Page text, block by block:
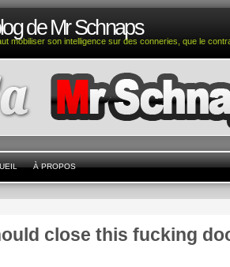
de Mr Schnaps
mobiliser son intelligence sur des conneries, que le
À PROPOS
close this fucking